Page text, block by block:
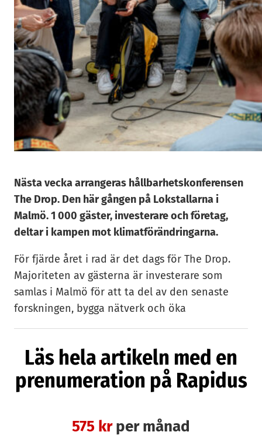
Nästa vecka arrangeras hållbarhetskonferensen
The Drop. Den här gången på Lokstallarna i
Malmö. 1 000 gäster, investerare och företag,
deltar i kampen mot klimatförändringarna.
För fjärde året i rad är det dags för The Drop.
Majoriteten av gästerna är investerare som
samlas i Malmö för att ta del av den senaste
forskningen, bygga nätverk och öka
– Det här är en unconference, vilket innebär att
det inte är en konferens i traditionell mening. Vi
har bjudit in varenda deltagare själva och vi har
rundabordssamtal som handlar om allt mellan
himmel och jord. Tanken är att det ska vara en
Läs hela artikeln med en
prenumeration på Rapidus
575 krper månad